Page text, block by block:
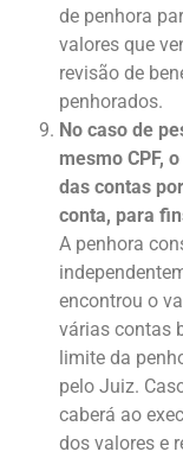
de penhora
valores que
revisão de
penhorados.
No caso de
mesmo CPF,
das contas
conta, para
A penhora
encontrou o
várias contas
limite da
pelo Juiz.
caberá ao
dos valores e